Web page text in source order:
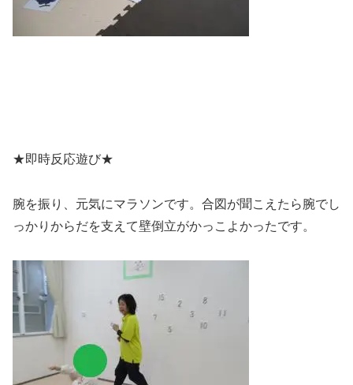
★即時反応遊び★
腕を振り、元気にマラソンです。合図が聞こえたら腕でし
っかりからだを支えて壁倒立がかっこよかったです。